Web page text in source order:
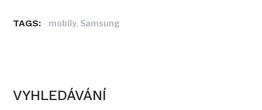
TAGS: mobily, Samsung
VYHLEDÁVÁNÍ